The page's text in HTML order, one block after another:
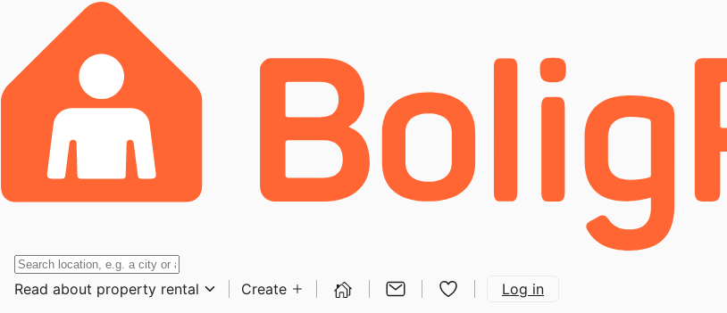
Read about property rental Create Log in